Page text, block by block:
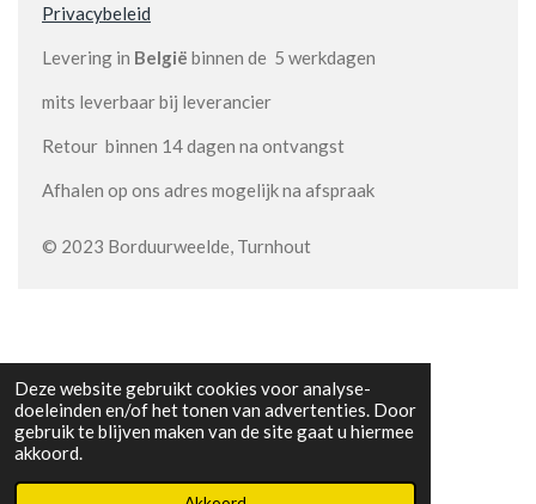
Deze website gebruikt cookies voor analyse-
doeleinden en/of het tonen van advertenties. Door
gebruik te blijven maken van de site gaat u hiermee
akkoord.
Privacybeleid
Levering in België binnen de 5 werkdagen
mits leverbaar bij leverancier
Retour binnen 14 dagen na ontvangst
Afhalen op ons adres mogelijk na afspraak
© 2023 Borduurweelde, Turnhout